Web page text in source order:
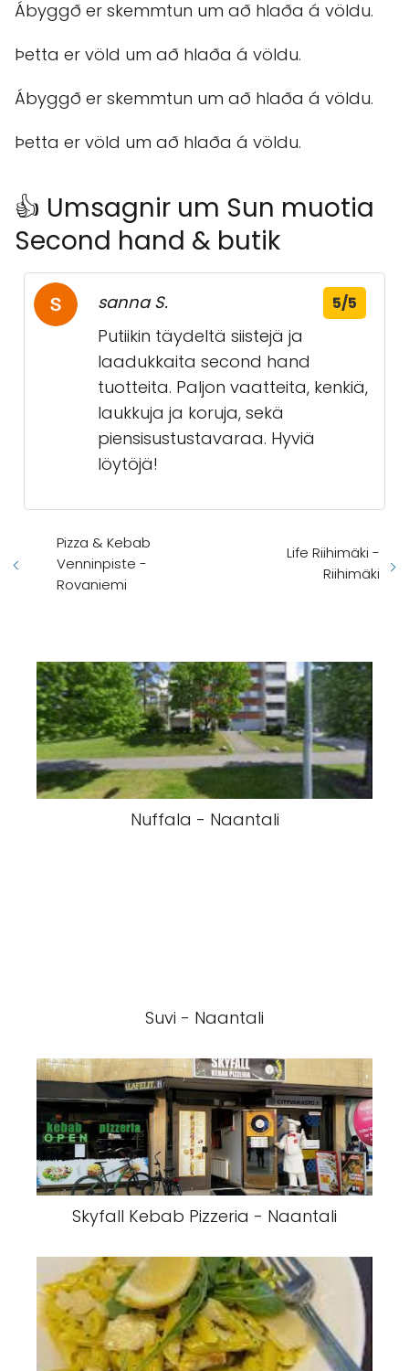
Ábyggð er skemmtun um að hlaða á völdu.
Þetta er völd um að hlaða á völdu.
Ábyggð er skemmtun um að hlaða á völdu.
Þetta er völd um að hlaða á völdu.
👍 Umsagnir um Sun muotia
Second hand & butik
sanna S. 5/5
Putiikin täydeltä siistejä ja
laadukkaita second hand
tuotteita. Paljon vaatteita, kenkiä,
laukkuja ja koruja, sekä
piensisustustavaraa. Hyviä
löytöjä!
Pizza & Kebab
Venninpiste -
Rovaniemi
Life Riihimäki -
Riihimäki
Nuffala - Naantali
Suvi - Naantali
Skyfall Kebab Pizzeria - Naantali